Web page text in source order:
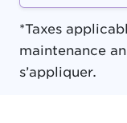
*Taxes
maintenance
s’appliquer.